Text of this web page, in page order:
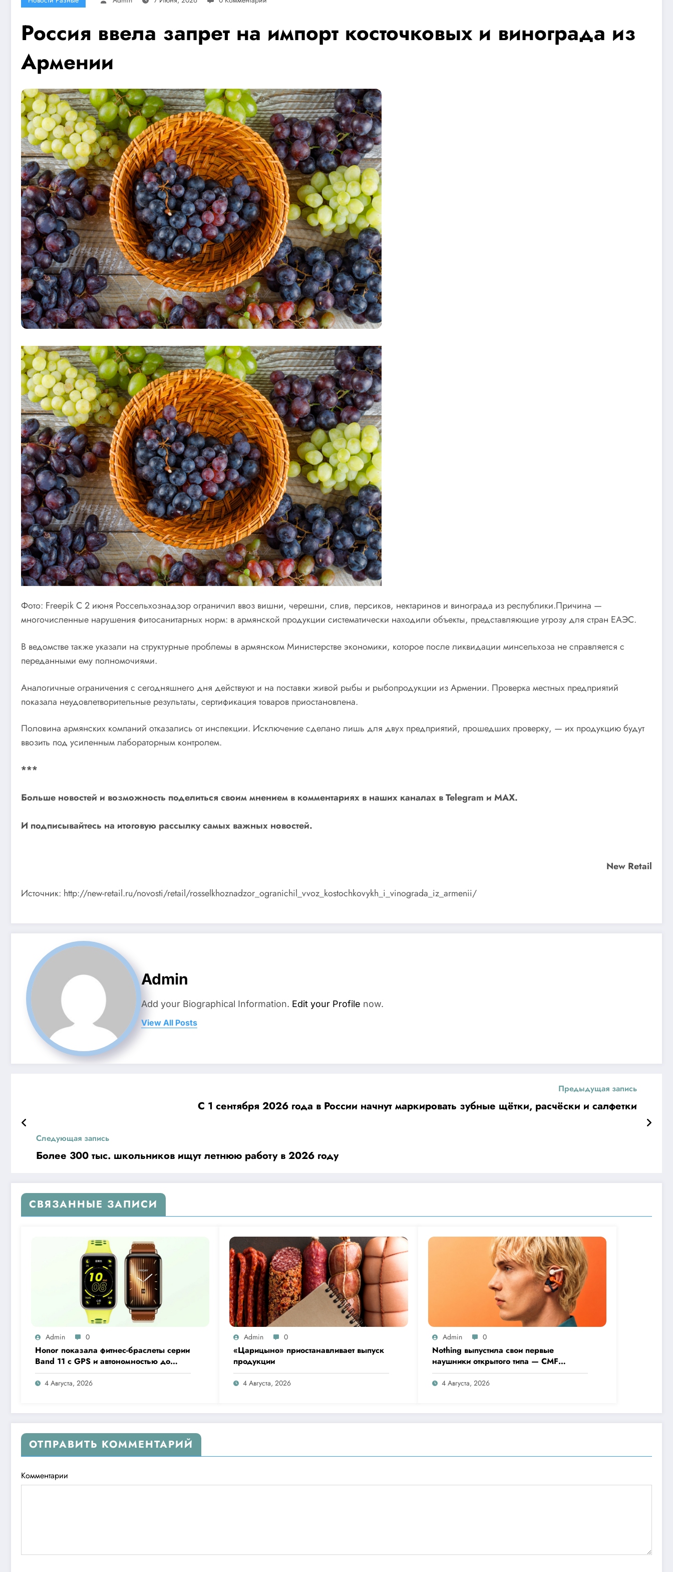
Россия ввела запрет на импорт косточковых и винограда из
Армении
Фото: Freepik С 2 июня Россельхознадзор ограничил ввоз вишни, черешни, слив, персиков, нектаринов и винограда из республики.Причина —
многочисленные нарушения фитосанитарных норм: в армянской продукции систематически находили объекты, представляющие угрозу для стран ЕАЭС.
В ведомстве также указали на структурные проблемы в армянском Министерстве экономики, которое после ликвидации минсельхоза не справляется с
переданными ему полномочиями.
Аналогичные ограничения с сегодняшнего дня действуют и на поставки живой рыбы и рыбопродукции из Армении. Проверка местных предприятий
показала неудовлетворительные результаты, сертификация товаров приостановлена.
Половина армянских компаний отказались от инспекции. Исключение сделано лишь для двух предприятий, прошедших проверку, — их продукцию будут
ввозить под усиленным лабораторным контролем.
***
Больше новостей и возможность поделиться своим мнением в комментариях в наших каналах вTelegram и MAX.
И подписывайтесь на итоговую рассылку самых важных новостей.
New Retail
Источник: http://new-retail.ru/novosti/retail/rosselkhoznadzor_ogranichil_vvoz_kostochkovykh_i_vinograda_iz_armenii/
Admin
Add your Biographical Information. Edit your Profile now.
View All Posts
Предыдущая запись
С 1 сентября 2026 года в России начнут маркировать зубные щётки, расчёски и салфетки
Следующая запись
Более 300 тыс. школьников ищут летнюю работу в 2026 году
СВЯЗАННЫЕ ЗАПИСИ
Admin 0
Honor показала фитнес-браслеты серии
Band 11 с GPS и автономностью до
26 дней
4 Августа, 2026
Admin 0
«Царицыно» приостанавливает выпуск
продукции
4 Августа, 2026
Admin 0
Nothing выпустила свои первые
наушники открытого типа — CMF
Clip Pro
4 Августа, 2026
ОТПРАВИТЬ КОММЕНТАРИЙ
Комментарии